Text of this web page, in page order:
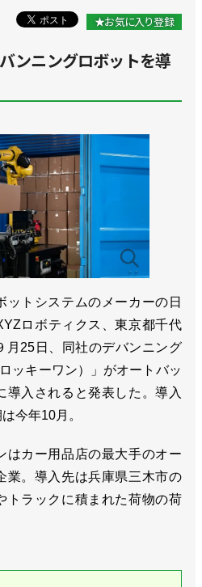
★お気に入り登録
ンニングロボットを導
トシステムのメーカーの日
ロボティクス、東京都千代
月25日、同社のデバンニング
ッキーワン）」がオートバッ
導入されると発表した。導入
今年10月。
カー用品店の最大手のオー
業。導入先は兵庫県三木市の
トラックに積まれた荷物の荷